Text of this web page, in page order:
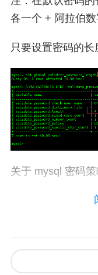
各一个 + 阿拉伯
只要设置密码的
关于 mysql 密码策
1）、
2）、
证的文件路径；